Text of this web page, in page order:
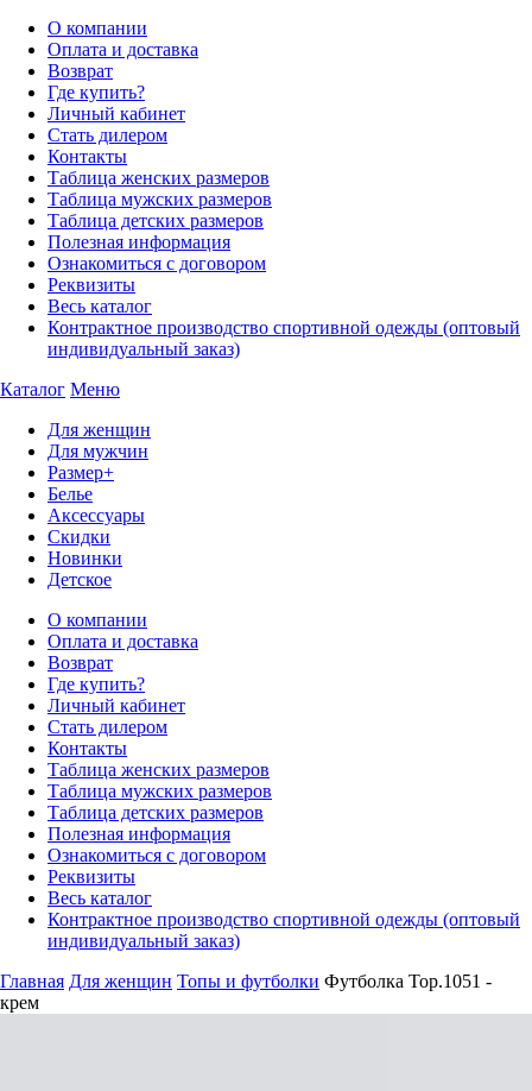
О компании
Оплата и доставка
Возврат
Где купить?
Личный кабинет
Стать дилером
Контакты
Таблица женских размеров
Таблица мужских размеров
Таблица детских размеров
Полезная информация
Ознакомиться с договором
Реквизиты
Весь каталог
Контрактное производство спортивной одежды (оптовый
индивидуальный заказ)
Каталог Меню
Для женщин
Для мужчин
Размер+
Белье
Аксессуары
Скидки
Новинки
Детское
О компании
Оплата и доставка
Возврат
Где купить?
Личный кабинет
Стать дилером
Контакты
Таблица женских размеров
Таблица мужских размеров
Таблица детских размеров
Полезная информация
Ознакомиться с договором
Реквизиты
Весь каталог
Контрактное производство спортивной одежды (оптовый
индивидуальный заказ)
Главная Для женщин Топы и футболки Футболка Top.1051 -
крем